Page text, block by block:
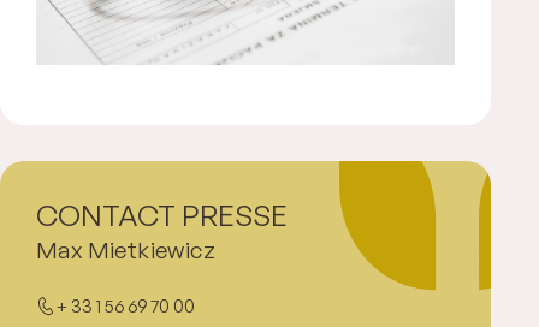
Max Mietkiewicz
+ 33 1 56 69 70 00
CONTACT PRESSE